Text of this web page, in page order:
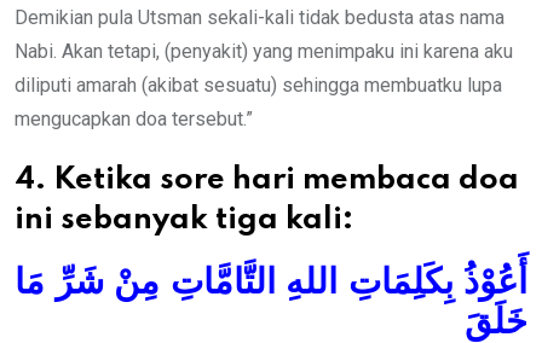
Demikian pula Utsman sekali-kali tidak bedusta atas nama
Nabi. Akan tetapi, (penyakit) yang menimpaku ini karena aku
diliputi amarah (akibat sesuatu) sehingga membuatku lupa
mengucapkan doa tersebut.”
4. Ketika sore hari membaca doa
ini sebanyak tiga kali:
أَعُوْذُ بِكَلِمَاتِ اللهِ التَّامَّاتِ مِنْ شَرِّ مَا
خَلَقَ